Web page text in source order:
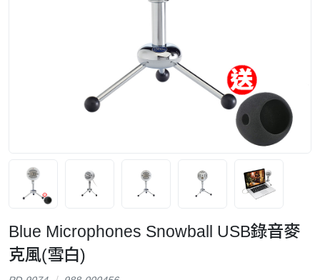
Blue Microphones Snowball USB錄音麥
克風(雪白)